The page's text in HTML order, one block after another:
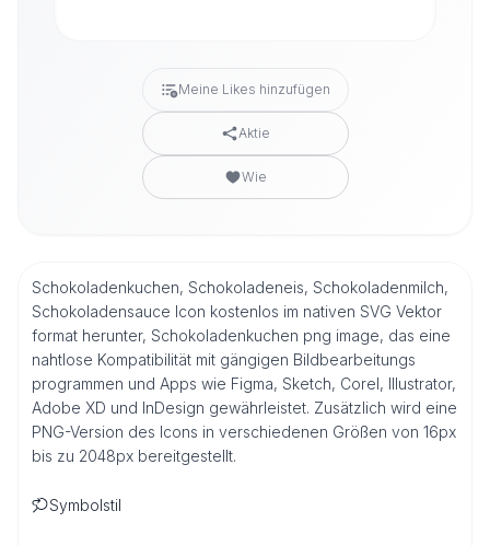
Meine Likes hinzufügen
Aktie
Wie
Schokoladenkuchen, Schokoladeneis, Schokoladenmilch,
Schokoladensauce Icon kostenlos im nativen SVG Vektor
format herunter, Schokoladenkuchen png image, das eine
nahtlose Kompatibilität mit gängigen Bildbearbeitungs
programmen und Apps wie Figma, Sketch, Corel, Illustrator,
Adobe XD und InDesign gewährleistet. Zusätzlich wird eine
PNG-Version des Icons in verschiedenen Größen von 16px
bis zu 2048px bereitgestellt.
Symbolstil